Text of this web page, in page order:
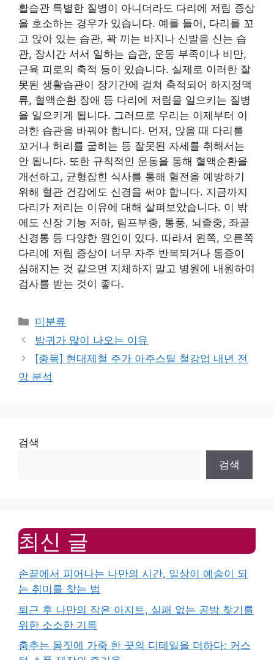
활습관 특별한 질병이 아니더라도 다리에 저림 증상
을 호소하는 경우가 있습니다. 예를 들어, 다리를 꼬
고 앉아 있는 습관, 꽉 끼는 바지나 신발을 신는 습
관, 장시간 서서 일하는 습관, 운동 부족이나 비만,
근육 피로의 축적 등이 있습니다. 실제로 이러한 잘
못된 생활습관이 장기간에 걸쳐 축적되어 하지정맥
류, 혈액순환 장애 등 다리에 저림을 일으키는 질병
을 일으키게 됩니다. 그러므로 우리는 이제부터 이
러한 습관을 바꿔야 합니다. 먼저, 앉을 때 다리를
꼬거나 허리를 굽히는 등 잘못된 자세를 취해서는
안 됩니다. 또한 규칙적인 운동을 통해 혈액순환을
개선하고, 균형잡힌 식사를 통해 혈전을 예방하기
위해 혈관 건강에도 신경을 써야 합니다. 지금까지
다리가 저리는 이유에 대해 살펴보았습니다. 이 밖
에도 신장 기능 저하, 림프부종, 통풍, 뇌졸중, 좌골
신경통 등 다양한 원인이 있다. 따라서 왼쪽, 오른쪽
다리에 저림 증상이 너무 자주 반복되거나 통증이
심해지는 것 같으면 지체하지 말고 병원에 내원하여
검사를 받는 것이 좋다.
Categories
미분류
방귀가 많이 나오는 이유
[종목] 현대제철 주가 아주스틸 철강업 내년 전
망 분석
검색
검색
최신 글
손끝에서 피어나는 나만의 시간, 일상이 예술이 되
는 취미를 찾는 법
퇴근 후 나만의 작은 아지트, 실패 없는 공방 찾기를
위한 소소한 기록
춤추는 몸짓에 가죽 한 끗의 디테일을 더하다: 커스